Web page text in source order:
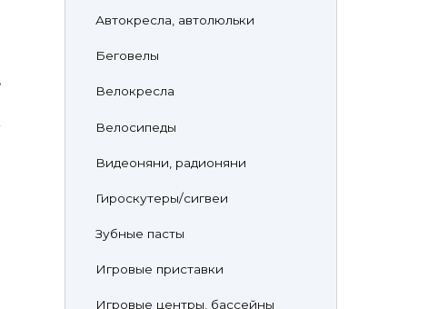
Автокресла, автолюльки
Беговелы
Велокресла
Велосипеды
Видеоняни, радионяни
Гироскутеры/сигвеи
Зубные пасты
Игровые приставки
Игровые центры, бассейны